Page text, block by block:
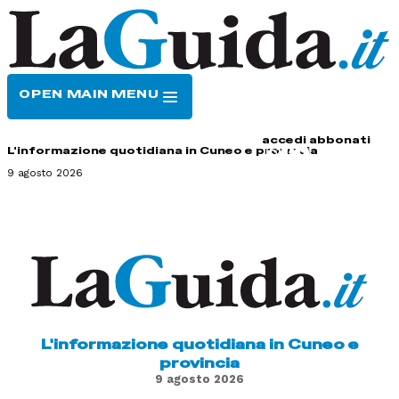
OPEN MAIN MENU
accedi abbonati
L'informazione quotidiana in Cuneo e provincia
9 agosto 2026
L'informazione quotidiana in Cuneo e
provincia
9 agosto 2026